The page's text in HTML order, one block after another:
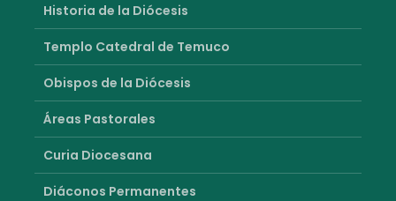
Historia de la Diócesis
Templo Catedral de Temuco
Obispos de la Diócesis
Áreas Pastorales
Curia Diocesana
Diáconos Permanentes